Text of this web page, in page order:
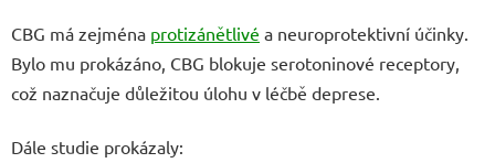
CBG má zejména protizánětlivé a neuroprotektivní účinky.
Bylo mu prokázáno, CBG blokuje serotoninové receptory,
což naznačuje důležitou úlohu v léčbě deprese.
Dále studie prokázaly: